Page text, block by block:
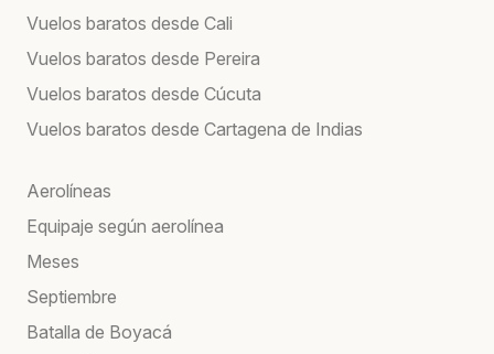
Vuelos baratos desde Cali
Vuelos baratos desde Pereira
Vuelos baratos desde Cúcuta
Vuelos baratos desde Cartagena de Indias
Aerolíneas
Equipaje según aerolínea
Meses
Septiembre
Batalla de Boyacá